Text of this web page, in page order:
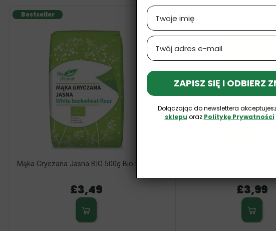
Mąka Gryczana Jasna BIO 500g Bio Planet
£3,49
Bestseller
£3,99
Name
Email
ZAPISZ SIĘ I ODBIERZ
Dołączając do newslettera
sklepu oraz Politykę Prywatności